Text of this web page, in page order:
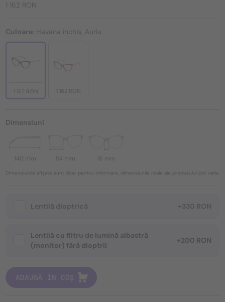
1 162 RON
Culoare: Havana închis, Auriu
1 162 RON 1 162 RON
Dimensiuni
140 mm 54 mm 16 mm
Dimensiunile afișate sunt doar pentru informare, dimensiunile reale ale produsului pot varia.
Lentilă dioptrică +330 RON
Lentilă cu filtru de lumină albastră
(monitor) fără dioptrii
+200 RON
ADAUGĂ ÎN COȘ